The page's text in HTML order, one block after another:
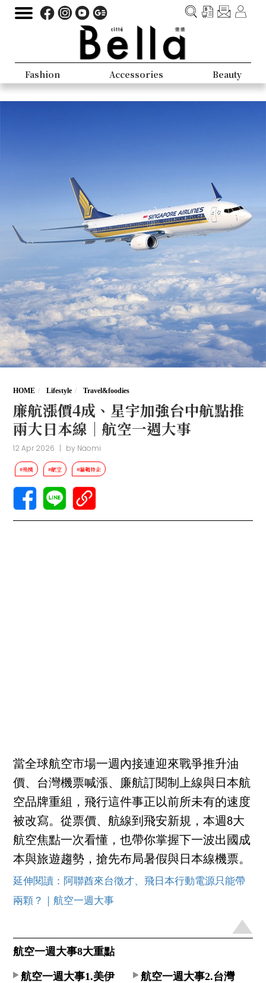
Fashion Accessories Beauty
HOME Lifestyle Travel&foodies
廉航漲價4成、星宇加強台中航點推
兩大日本線｜航空一週大事
12 Apr 2026 | by Naomi
#飛機 #航空 #編輯特企
當全球航空市場一週內接連迎來戰爭推升油
價、台灣機票喊漲、廉航訂閱制上線與日本航
空品牌重組，飛行這件事正以前所未有的速度
被改寫。從票價、航線到飛安新規，本週8大
航空焦點一次看懂，也帶你掌握下一波出國成
本與旅遊趨勢，搶先布局暑假與日本線機票。
延伸閱讀：阿聯酋來台徵才、飛日本行動電源只能帶
兩顆？｜航空一週大事
航空一週大事8大重點
航空一週大事1.美伊
航空一週大事2.台灣